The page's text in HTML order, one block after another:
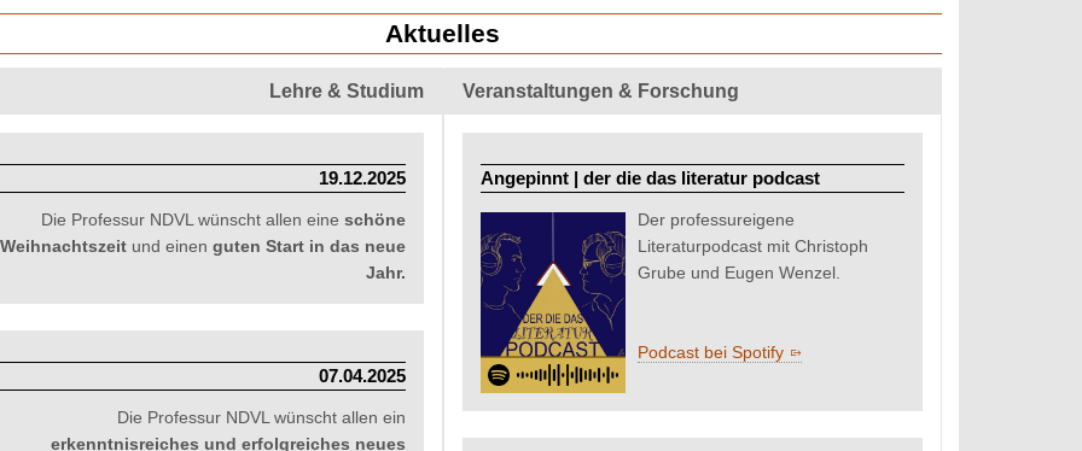
Aktuelles
Lehre & Studium
19.12.2025
Die Professur NDVL wünscht allen eine schöne
Weihnachtszeitund einen guten Start in das neue
Jahr.
07.04.2025
Die Professur NDVL wünscht allen ein
erkenntnisreiches und erfolgreiches neues
Veranstaltungen & Forschung
Angepinnt | der die das literatur podcast
Der professureigene
Literaturpodcast mit Christoph
Grube und Eugen Wenzel.
Podcast bei Spotify